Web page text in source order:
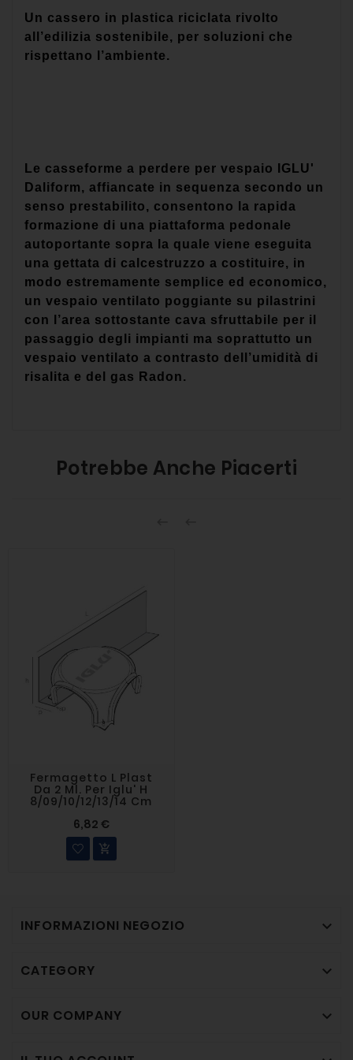
Un cassero in plastica riciclata rivolto
all’edilizia sostenibile, per soluzioni che
rispettano l’ambiente.
Le casseforme a perdere per vespaio
IGLU'
Daliform, affiancate in sequenza secondo un
senso prestabilito, consentono la rapida
formazione di una piattaforma pedonale
autoportante sopra la quale viene eseguita
una gettata di calcestruzzo a costituire, in
modo estremamente semplice ed economico,
un vespaio ventilato poggiante su pilastrini
con l’area sottostante cava sfruttabile per il
passaggio degli impianti ma soprattutto un
vespaio ventilato a contrasto dell’umidità di
risalita e del gas Radon.
Potrebbe Anche Piacerti
Fermagetto L Plast
Da 2 Ml. Per Iglu' H
8/09/10/12/13/14 Cm
6,82 €

INFORMAZIONI NEGOZIO 
CATEGORY 
OUR COMPANY 